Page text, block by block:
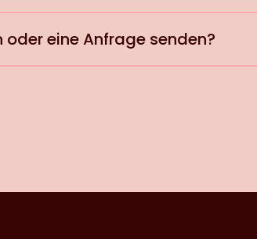
eine Anfrage senden?